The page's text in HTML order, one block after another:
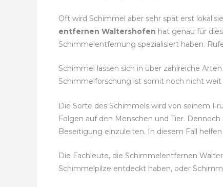
Oft wird Schimmel aber sehr spät erst
entfernen Waltershofen hat genau für
Schimmelentfernung spezialisiert haben.
Schimmel lassen sich in über zahlreiche
Schimmelforschung ist somit noch nicht
Die Sorte des Schimmels wird von seinem
Folgen auf den Menschen und Tier.
Beseitigung einzuleiten. In diesem Fall
Die Fachleute, die Schimmelentfernen
Schimmelpilze entdeckt haben, oder